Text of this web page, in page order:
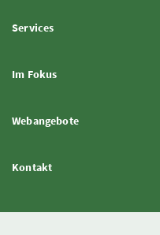
ServicesInhalt aufklappen
Im FokusInhalt aufklappen
WebangeboteInhalt aufklappen
KontaktInhalt aufklappen